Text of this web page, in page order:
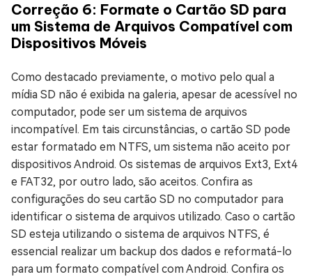
Correção 6: Formate o Cartão SD para
um Sistema de Arquivos Compatível com
Dispositivos Móveis
Como destacado previamente, o motivo pelo qual a
mídia SD não é exibida na galeria, apesar de acessível no
computador, pode ser um sistema de arquivos
incompatível. Em tais circunstâncias, o cartão SD pode
estar formatado em NTFS, um sistema não aceito por
dispositivos Android. Os sistemas de arquivos Ext3, Ext4
e FAT32, por outro lado, são aceitos. Confira as
configurações do seu cartão SD no computador para
identificar o sistema de arquivos utilizado. Caso o cartão
SD esteja utilizando o sistema de arquivos NTFS, é
essencial realizar um backup dos dados e reformatá-lo
para um formato compatível com Android. Confira os